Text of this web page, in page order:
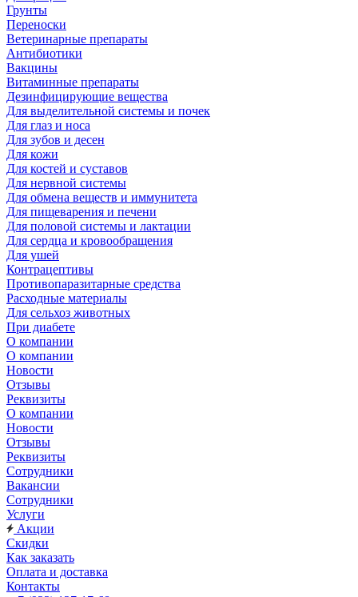
Грунты
Переноски
Ветеринарные препараты
Антибиотики
Вакцины
Витаминные препараты
Дезинфицирующие вещества
Для выделительной системы и почек
Для глаз и носа
Для зубов и десен
Для кожи
Для костей и суставов
Для нервной системы
Для обмена веществ и иммунитета
Для пищеварения и печени
Для половой системы и лактации
Для сердца и кровообращения
Для ушей
Контрацептивы
Противопаразитарные средства
Расходные материалы
Для сельхоз животных
При диабете
О компании
О компании
Новости
Отзывы
Реквизиты
О компании
Новости
Отзывы
Реквизиты
Сотрудники
Вакансии
Сотрудники
Услуги
Акции
Скидки
Как заказать
Оплата и доставка
Контакты